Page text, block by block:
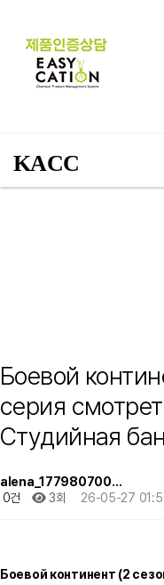
KACC
Боевой
серия
Студийная
alena_177980700…
0건
3회 26-05-27
Боевой континент (2